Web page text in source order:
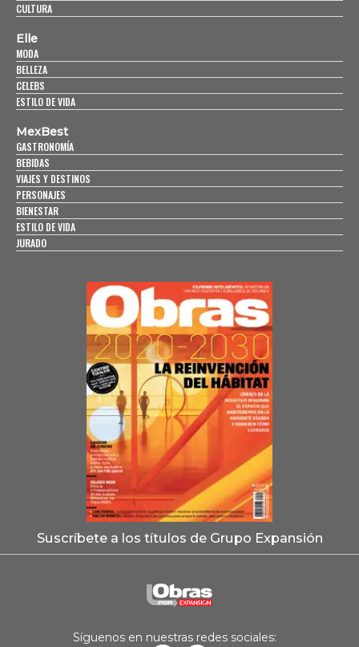
CULTURA
Elle
MODA
BELLEZA
CELEBS
ESTILO DE VIDA
MexBest
GASTRONOMÍA
BEBIDAS
VIAJES Y DESTINOS
PERSONAJES
BIENESTAR
ESTILO DE VIDA
JURADO
Suscríbete a los títulos de Grupo Expansión
Síguenos en nuestras redes sociales: